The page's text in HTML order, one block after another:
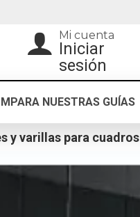
Mi cuenta
Iniciar
sesión
NUESTRAS GUÍAS
y varillas para cuadros